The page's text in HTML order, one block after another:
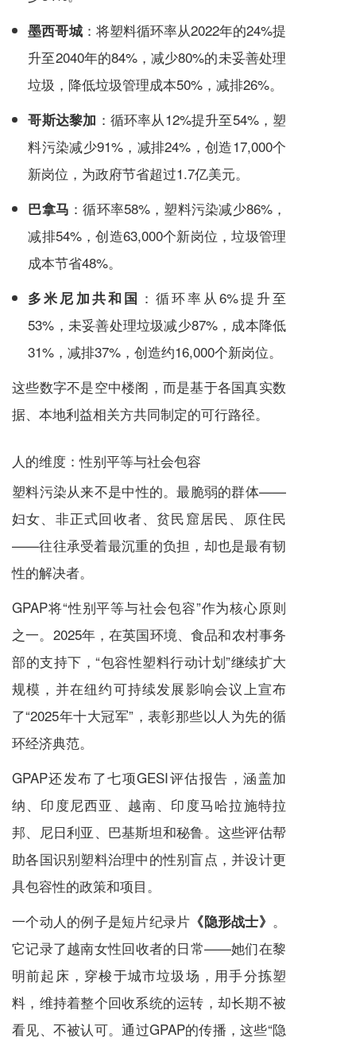
墨西哥城：将塑料循环率从2022年的24%提
升至2040年的84%，减少80%的未妥善处理
垃圾，降低垃圾管理成本50%，减排26%。
哥斯达黎加 ：循环率从12%提升至54%，塑
料污染减少91%，减排24%，创造17,000个
新岗位，为政府节省超过1.7亿美元。
巴拿马 ：循环率58%，塑料污染减少86%，
减排54%，创造63,000个新岗位，垃圾管理
成本节省48%。
多米尼加共和国 ：循环率从6%提升至
53%，未妥善处理垃圾减少87%，成本降低
31%，减排37%，创造约16,000个新岗位。
这些数字不是空中楼阁，而是基于各国真实数
据、本地利益相关方共同制定的可行路径。
人的维度：性别平等与社会包容
塑料污染从来不是中性的。最脆弱的群体——
妇女、非正式回收者、贫民窟居民、原住民
——往往承受着最沉重的负担，却也是最有韧
性的解决者。
GPAP将“性别平等与社会包容”作为核心原则
之一。2025年，在英国环境、食品和农村事务
部的支持下，“包容性塑料行动计划”继续扩大
规模，并在纽约可持续发展影响会议上宣布
了“2025年十大冠军”，表彰那些以人为先的循
环经济典范。
GPAP还发布了七项GESI评估报告，涵盖加
纳、印度尼西亚、越南、印度马哈拉施特拉
邦、尼日利亚、巴基斯坦和秘鲁。这些评估帮
助各国识别塑料治理中的性别盲点，并设计更
具包容性的政策和项目。
一个动人的例子是短片纪录片 《隐形战士》 。
它记录了越南女性回收者的日常——她们在黎
明前起床，穿梭于城市垃圾场，用手分拣塑
料，维持着整个回收系统的运转，却长期不被
看见、不被认可。通过GPAP的传播，这些“隐